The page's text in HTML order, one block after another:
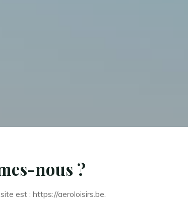
nous ?
est : https://aeroloisirs.be.